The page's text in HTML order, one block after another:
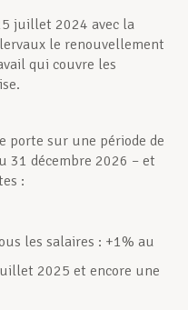
juillet 2024 avec la
le renouvellement
qui couvre les
porte sur une période de
31 décembre 2026 – et
:
les salaires : +1% au
2025 et encore une